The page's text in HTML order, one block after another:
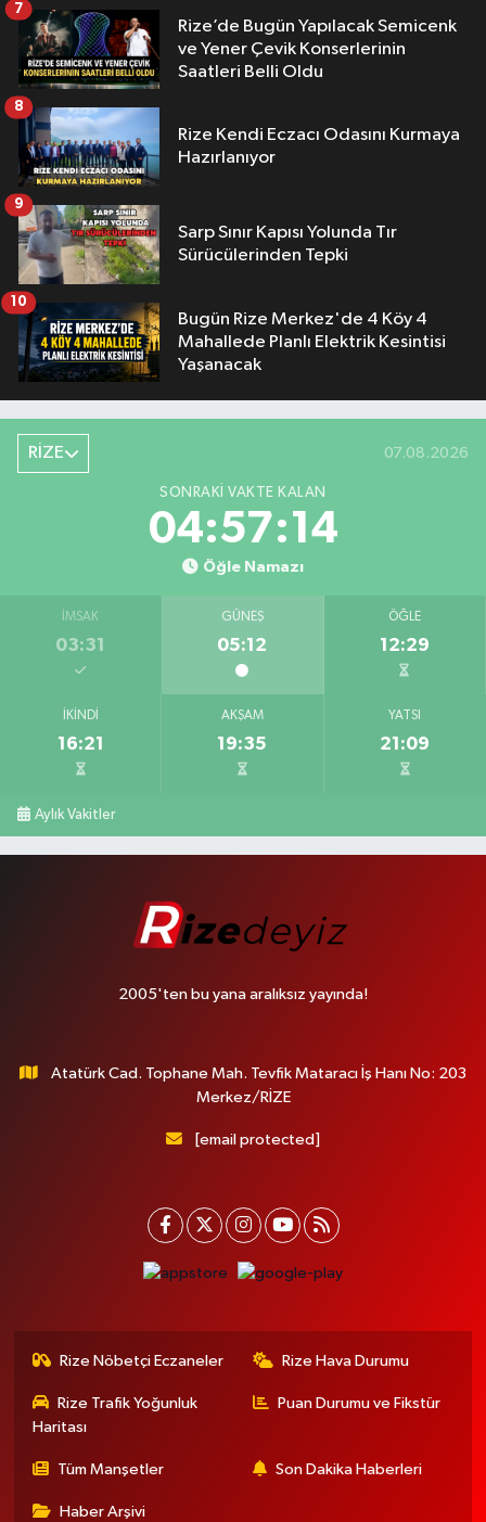
Rize’de Bugün Yapılacak Semicenk
ve Yener Çevik Konserlerinin
Saatleri Belli Oldu
7
Rize Kendi Eczacı Odasını Kurmaya
Hazırlanıyor
8
Sarp Sınır Kapısı Yolunda Tır
Sürücülerinden Tepki
9
Bugün Rize Merkez'de 4 Köy 4
Mahallede Planlı Elektrik Kesintisi
Yaşanacak
10
RİZE 07.08.2026
SONRAKI VAKTE KALAN
04:57:13
Öğle Namazı
İMSAK
03:31
GÜNEŞ
05:12
ÖĞLE
12:29
İKINDI
16:21
AKŞAM
19:35
YATSI
21:09
Aylık Vakitler
2005'ten bu yana aralıksız yayında!
Atatürk Cad. Tophane Mah. Tevfik Mataracı İş Hanı No: 203
Merkez/RİZE
[email protected]
Rize Nöbetçi Eczaneler Rize Hava Durumu
Rize Trafik Yoğunluk
Haritası
Puan Durumu ve Fikstür
Tüm Manşetler Son Dakika Haberleri
Haber Arşivi